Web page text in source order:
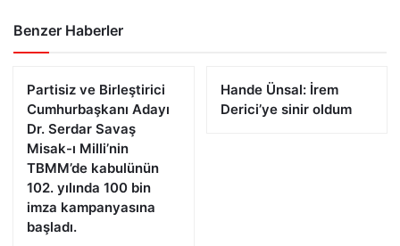
Benzer Haberler
Partisiz ve Birleştirici
Cumhurbaşkanı Adayı
Dr. Serdar Savaş
Misak-ı Milli’nin
TBMM’de kabulünün
102. yılında 100 bin
imza kampanyasına
başladı.
Hande Ünsal: İrem
Derici’ye sinir oldum